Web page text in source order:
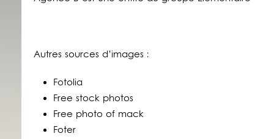
Autres sources d’images :
Fotolia
Free stock photos
Free photo of mack
Foter